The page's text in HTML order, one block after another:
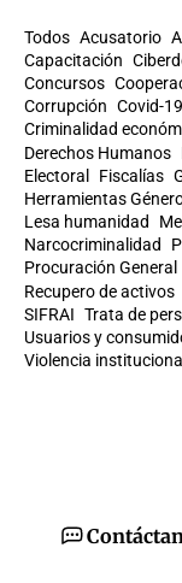
Todos Acusatorio
Capacitación
Concursos
Corrupción Covid-19
Criminalidad
Derechos Humanos
Electoral
Fiscalías
Herramientas
Lesa humanidad
Narcocriminalidad
Procuración General
Recupero de activos
SIFRAI Trata de
Usuarios y
Violencia institucional